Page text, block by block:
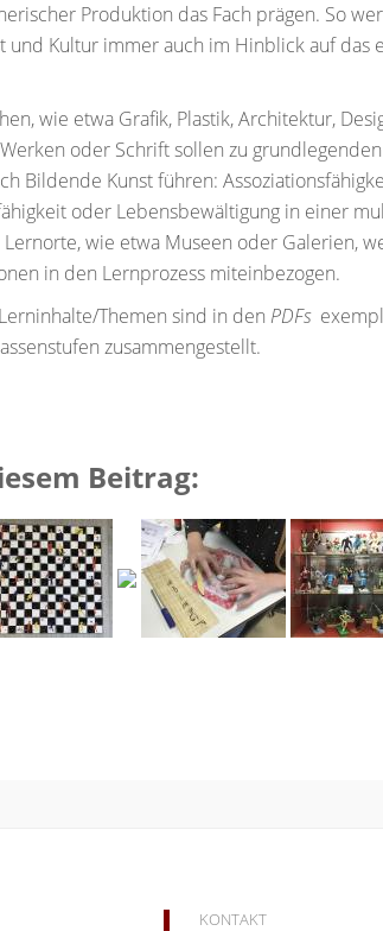
Produktion das Fach prägen. So
und Kultur immer auch im Hinblick auf das
wie etwa Grafik, Plastik, Architektur,
oder Schrift sollen zu grundlegenden
Bildende Kunst führen:
oder Lebensbewältigung in einer
wie etwa Museen oder Galerien,
in den Lernprozess miteinbezogen.
Themen sind in den PDFs
zusammengestellt.
Beitrag:
KONTAKT